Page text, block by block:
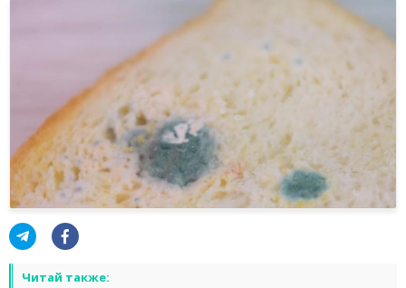
Читай также: